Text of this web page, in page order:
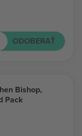
ODOBERAŤ
Bishop,
Pack